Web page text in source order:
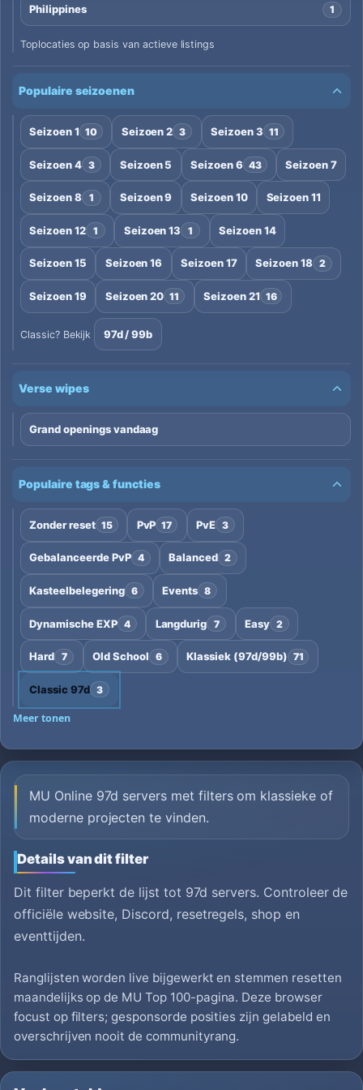
Philippines 1
Toplocaties op basis van actieve listings
Populaire seizoenen
Seizoen 1 10 Seizoen 2 3 Seizoen 3 11
Seizoen 4 3 Seizoen 5 Seizoen 6 43 Seizoen 7
Seizoen 8 1 Seizoen 9 Seizoen 10 Seizoen 11
Seizoen 12 1 Seizoen 13 1 Seizoen 14
Seizoen 15 Seizoen 16 Seizoen 17 Seizoen 18 2
Seizoen 19 Seizoen 20 11 Seizoen 21 16
Classic? Bekijk 97d / 99b
Verse wipes
Grand openings vandaag
Populaire tags & functies
Zonder reset 15 PvP 17 PvE 3
Gebalanceerde PvP 4 Balanced 2
Kasteelbelegering 6 Events 8
Dynamische EXP 4 Langdurig 7 Easy 2
Hard 7 Old School 6 Klassiek (97d/99b) 71
Classic 97d 3
Meer tonen
MU Online 97d servers met filters om klassieke of
moderne projecten te vinden.
Details van dit filter
Dit filter beperkt de lijst tot 97d servers. Controleer de
officiële website, Discord, resetregels, shop en
eventtijden.
Ranglijsten worden live bijgewerkt en stemmen resetten
maandelijks op de MU Top 100-pagina. Deze browser
focust op filters; gesponsorde posities zijn gelabeld en
overschrijven nooit de communityrang.